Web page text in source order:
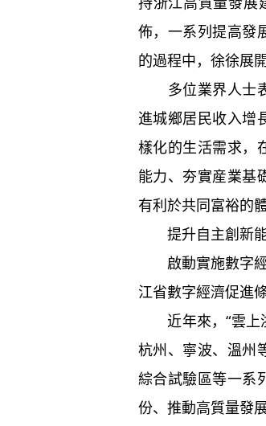
佈，一系列提高發
的過程中，徐徐展
多位業界人士
進城鄉居民收入增
樣化的生活需求，
能力、夯實産業基
有利於共同富裕的
提升自主創新
啟動實施數字
江省數字經濟促進
近年來，“雲上
杭州、寧波、溫州
綜合試驗區等一系
份、推動高質量發